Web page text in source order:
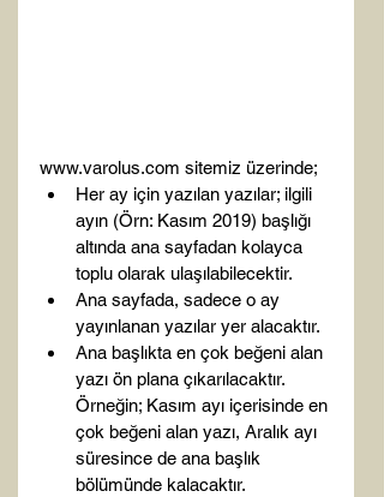
www.varolus.com sitemiz üzerinde;
Her ay için yazılan yazılar; ilgili
ayın (Örn: Kasım 2019) başlığı
altında ana sayfadan kolayca
toplu olarak ulaşılabilecektir.
Ana sayfada, sadece o ay
yayınlanan yazılar yer alacaktır.
Ana başlıkta en çok beğeni alan
yazı ön plana çıkarılacaktır.
Örneğin; Kasım ayı içerisinde en
çok beğeni alan yazı, Aralık ayı
süresince de ana başlık
bölümünde kalacaktır.